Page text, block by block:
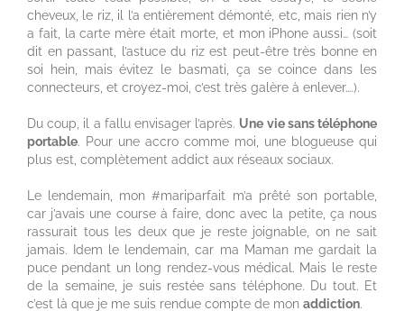
cheveux, le riz, il l’a entièrement démonté, etc, mais rien n’y
a fait, la carte mère était morte, et mon iPhone aussi… (soit
dit en passant, l’astuce du riz est peut-être très bonne en
soi hein, mais évitez le basmati, ça se coince dans les
connecteurs, et croyez-moi, c’est très galère à enlever….).
Du coup, il a fallu envisager l’après. Une vie sans téléphone
portable. Pour une accro comme moi, une blogueuse qui
plus est, complètement addict aux réseaux sociaux.
Le lendemain, mon #mariparfait m’a prêté son portable,
car j’avais une course à faire, donc avec la petite, ça nous
rassurait tous les deux que je reste joignable, on ne sait
jamais. Idem le lendemain, car ma Maman me gardait la
puce pendant un long rendez-vous médical. Mais le reste
de la semaine, je suis restée sans téléphone. Du tout. Et
c’est là que je me suis rendue compte de mon addiction.